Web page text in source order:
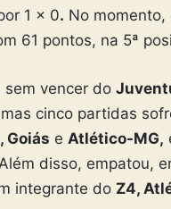
1 x 0. No momento,
61 pontos, na 5ª
sem vencer do
cinco partidas
Goiás e Atlético-MG,
Além disso, empatou,
integrante do Z4,